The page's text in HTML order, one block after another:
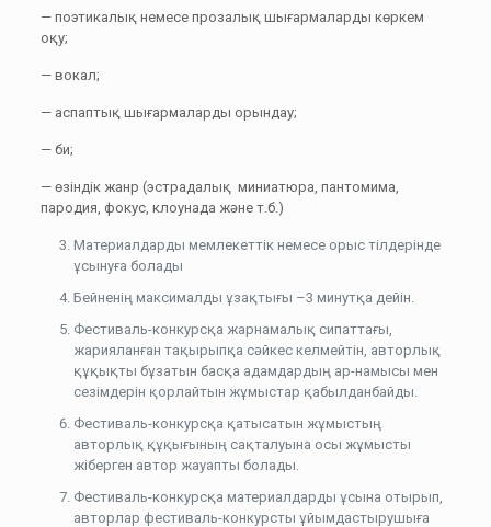
— поэтикалық немесе прозалық шығармаларды көркем
оқу;
— вокал;
— аспаптық шығармаларды орындау;
— би;
— өзіндік жанр (эстрадалық миниатюра, пантомима,
пародия, фокус, клоунада және т.б.)
Материалдарды мемлекеттік немесе орыс тілдерінде
ұсынуға болады
Бейненің максималды ұзақтығы –3 минутқа дейін.
Фестиваль-конкурсқа жарнамалық сипаттағы,
жарияланған тақырыпқа сәйкес келмейтін, авторлық
құқықты бұзатын басқа адамдардың ар-намысы мен
сезімдерін қорлайтын жұмыстар қабылданбайды.
Фестиваль-конкурсқа қатысатын жұмыстың
авторлық құқығының сақталуына осы жұмысты
жіберген автор жауапты болады.
Фестиваль-конкурсқа материалдарды ұсына отырып,
авторлар фестиваль-конкурсты ұйымдастырушыға